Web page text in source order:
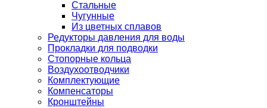
Стальные
Чугунные
Из цветных сплавов
Редукторы давления для воды
Прокладки для подводки
Стопорные кольца
Воздухоотводчики
Комплектующие
Компенсаторы
Кронштейны